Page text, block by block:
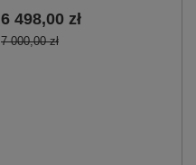
6 498,00 zł
7 000,00 zł